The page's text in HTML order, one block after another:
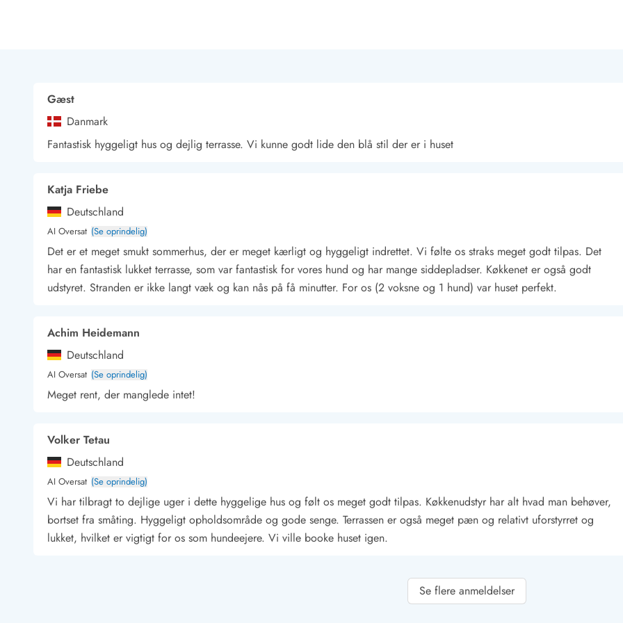
Minigolf i Vestjylland
Svømmehaller og badelande
Golfferie i sommerhus
Rideskoler/Ponyridning
Vandring langs Vestkysten
Vandski for hele familien
Sejlads langs Vestkysten
Kulturaktiviteter
Historiske museer
Kunsthåndværk og gallerier
Kulinariske oplevelser
Sandskulpturfestival
Hold jul i sommerhuset
Vikingetiden i Danmark
Kontakt BjerregårdKontakt Søndervig
Kontakt, åbningstider og døgnvagt
Feriehusudlejning siden 1965
Bæredygtighed
Gæsterne siger
Nyhedsbrev
Gæst
Danmark
Fantastisk hyggeligt hus og dejlig terrasse. Vi kunne godt lide den blå stil der er i huset
Katja Friebe
Deutschland
AI Oversat (Se oprindelig)
Det er et meget smukt sommerhus, der er meget kærligt og hyggeligt indrettet. Vi følte os straks meget godt tilpas. Det
har en fantastisk lukket terrasse, som var fantastisk for vores hund og har mange siddepladser. Køkkenet er også godt
udstyret. Stranden er ikke langt væk og kan nås på få minutter. For os (2 voksne og 1 hund) var huset perfekt.
Achim Heidemann
Deutschland
AI Oversat (Se oprindelig)
Meget rent, der manglede intet!
Volker Tetau
Deutschland
AI Oversat (Se oprindelig)
Vi har tilbragt to dejlige uger i dette hyggelige hus og følt os meget godt tilpas. Køkkenudstyr har alt hvad man behøver,
bortset fra småting. Hyggeligt opholdsområde og gode senge. Terrassen er også meget pæn og relativt uforstyrret og
lukket, hvilket er vigtigt for os som hundeejere. Vi ville booke huset igen.
Se flere anmeldelser